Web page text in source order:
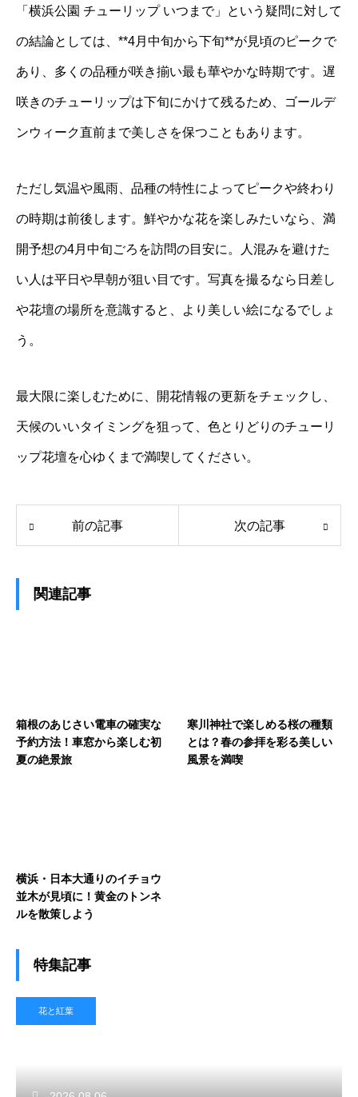
「横浜公園 チューリップ いつまで」という疑問に対して
の結論としては、**4月中旬から下旬**が見頃のピークで
あり、多くの品種が咲き揃い最も華やかな時期です。遅
咲きのチューリップは下旬にかけて残るため、ゴールデ
ンウィーク直前まで美しさを保つこともあります。
ただし気温や風雨、品種の特性によってピークや終わり
の時期は前後します。鮮やかな花を楽しみたいなら、満
開予想の4月中旬ごろを訪問の目安に。人混みを避けた
い人は平日や早朝が狙い目です。写真を撮るなら日差し
や花壇の場所を意識すると、より美しい絵になるでしょ
う。
最大限に楽しむために、開花情報の更新をチェックし、
天候のいいタイミングを狙って、色とりどりのチューリ
ップ花壇を心ゆくまで満喫してください。
前の記事 次の記事
関連記事
箱根のあじさい電車の確実な
予約方法！車窓から楽しむ初
夏の絶景旅
寒川神社で楽しめる桜の種類
とは？春の参拝を彩る美しい
風景を満喫
横浜・日本大通りのイチョウ
並木が見頃に！黄金のトンネ
ルを散策しよう
特集記事
花と紅葉